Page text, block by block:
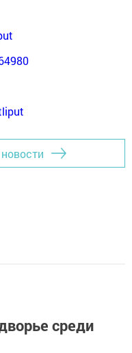
среди